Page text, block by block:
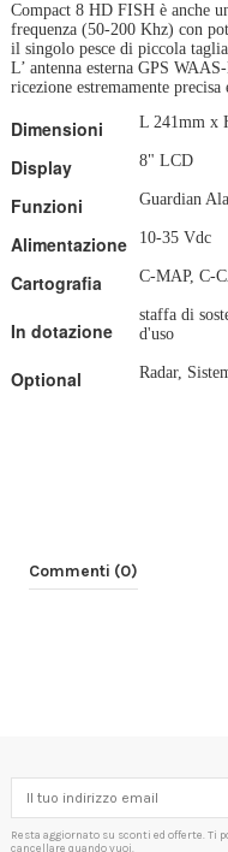
Compact 8 HD FISH è anche
frequenza (50-200 Khz) con
il singolo pesce di piccola
L’ antenna esterna GPS
ricezione estremamente
Dimensioni L 241mm x
Display 8" LCD
Funzioni Guardian
Alimentazione 10-35 Vdc
Cartografia C-MAP, C-
In dotazione
staffa di
d'uso
Optional Radar,
Commenti (0)
Resta aggiornato su sconti ed offerte. Ti
cancellare quando vuoi.